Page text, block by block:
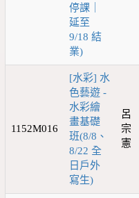
停課｜
延至
9/18 結
業)
1152M016
[水彩] 水
色藝遊 -
水彩繪
畫基礎
班(8/8、
8/22 全
日戶外
寫生)
呂
宗
憲